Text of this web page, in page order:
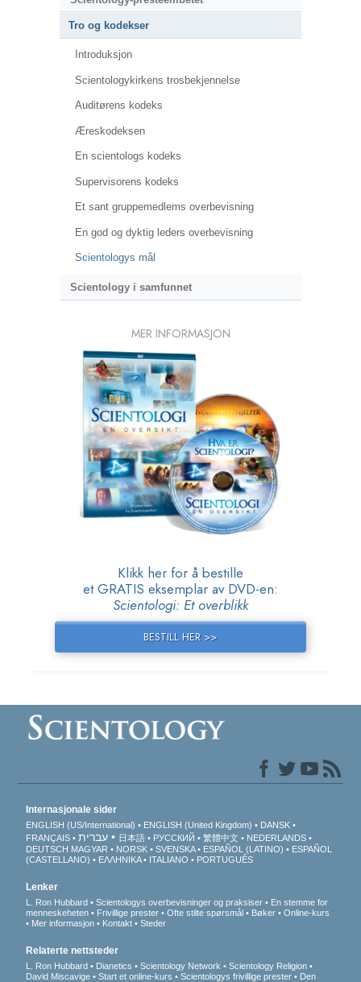
Tro og kodekser
Introduksjon
Scientologykirkens trosbekjennelse
Auditørens kodeks
Æreskodeksen
En scientologs kodeks
Supervisorens kodeks
Et sant gruppemedlems overbevisning
En god og dyktig leders overbevisning
Scientologys mål
Scientology i samfunnet
MER INFORMASJON
Klikk her for å bestille
et GRATIS eksemplar av DVD-en:
Scientologi: Et overblikk
BESTILL HER >>
Internasjonale sider
ENGLISH (US/International) ENGLISH (United Kingdom)
DANSK
FRANÇAIS
עברית 日本語 РУССКИЙ 繁體中文
NEDERLANDS
DEUTSCH MAGYAR NORSK SVENSKA ESPAÑOL (LATINO)
ESPAÑOL
(CASTELLANO)
ΕΛΛΗΝΙΚA ITALIANO PORTUGUÊS
Lenker
L. Ron Hubbard Scientologys overbevisninger og praksiser
En stemme for
menneskeheten
Frivillige prester Ofte stilte spørsmål Bøker
Online-kurs
Mer informasjon
Kontakt Steder
Relaterte nettsteder
L. Ron Hubbard Dianetics Scientology Network
Scientology Religion
David Miscavige
Start et online-kurs Scientologys frivillige prester Den